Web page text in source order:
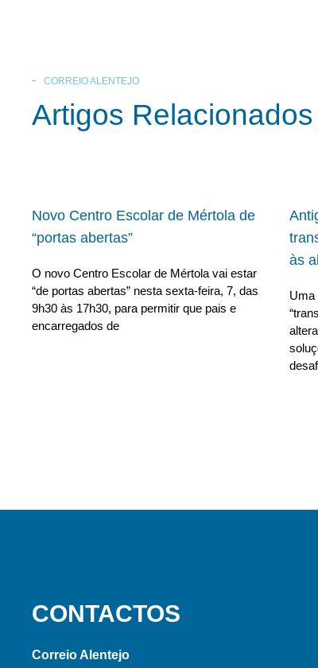
CORREIO ALENTEJO
Artigos Relacionados
Novo Centro Escolar de Mértola de
“portas abertas”
O novo Centro Escolar de Mértola vai estar
“de portas abertas” nesta sexta-feira, 7, das
9h30 às 17h30, para permitir que pais e
encarregados de
às
Uma
CONTACTOS
Correio Alentejo